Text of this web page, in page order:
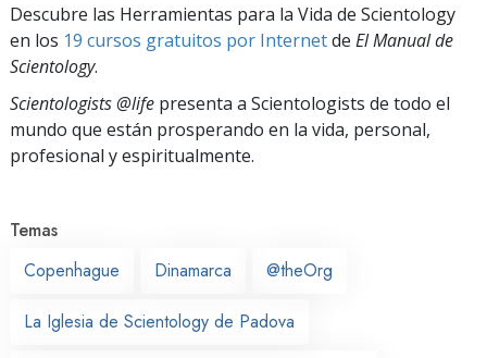
Descubre las Herramientas para la Vida de Scientology
en los 19 cursos gratuitos por Internetde El Manual de
Scientology.
Scientologists @life presenta a Scientologists de todo el
mundo que están prosperando en la vida, personal,
profesional y espiritualmente.
Temas
Copenhague
Dinamarca @theOrg
La Iglesia de Scientology de Padova